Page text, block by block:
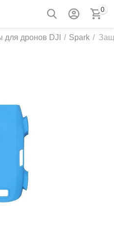
0
для дронов DJI / Spark /